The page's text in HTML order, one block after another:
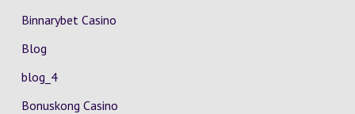
Binnarybet Casino
Blog
blog_4
Bonuskong Casino